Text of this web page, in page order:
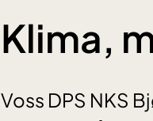
Klima,
Voss DPS NKS